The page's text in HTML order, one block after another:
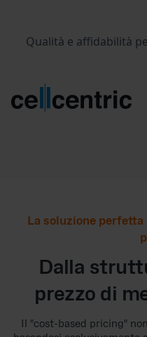
Qualità e affidabilità
La soluzione
Dalla
prezzo di
Il "cost-based pricing"